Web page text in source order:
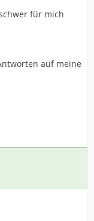
für mich
auf meine